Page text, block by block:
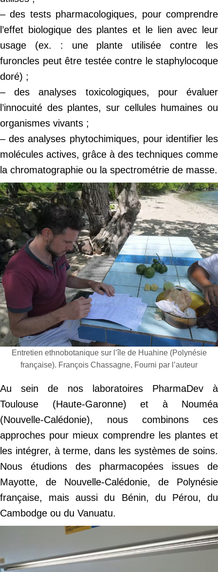
– des tests pharmacologiques, pour comprendre
l’effet biologique des plantes et le lien avec leur
usage (ex. : une plante utilisée contre les
furoncles peut être testée contre le staphylocoque
doré) ;
– des analyses toxicologiques, pour évaluer
l’innocuité des plantes, sur cellules humaines ou
organismes vivants ;
– des analyses phytochimiques, pour identifier les
molécules actives, grâce à des techniques comme
la chromatographie ou la spectrométrie de masse.
Entretien ethnobotanique sur l’île de Huahine (Polynésie
française). François Chassagne, Fourni par l’auteur
Au sein de nos laboratoires PharmaDev à
Toulouse (Haute-Garonne) et à Nouméa
(Nouvelle-Calédonie), nous combinons ces
approches pour mieux comprendre les plantes et
les intégrer, à terme, dans les systèmes de soins.
Nous étudions des pharmacopées issues de
Mayotte, de Nouvelle-Calédonie, de Polynésie
française, mais aussi du Bénin, du Pérou, du
Cambodge ou du Vanuatu.